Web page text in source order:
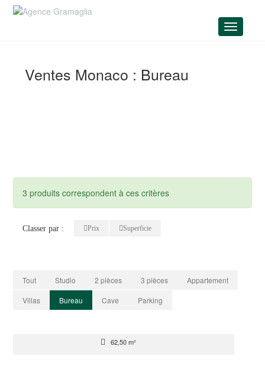
Menu
Ventes Monaco : Bureau
3 produits correspondent à ces critères
Classer par : Prix Superficie
Tout Studio 2 pièces 3 pièces
Appartement
Villas
Bureau Cave Parking
62,50 m²